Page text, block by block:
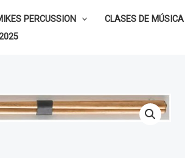
PERCUSSION CLASES DE MÚSICA